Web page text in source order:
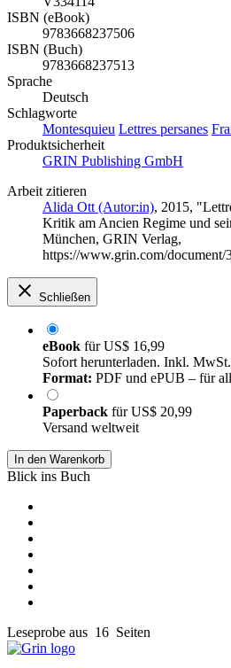
ISBN (eBook)
9783668237506
ISBN (Buch)
9783668237513
Sprache
Deutsch
Schlagworte
Montesquieu Lettres persanes
Produktsicherheit
GRIN Publishing GmbH
Arbeit zitieren
Alida Ott (Autor:in), 2015,
Kritik am Ancien Regime und
München, GRIN Verlag,
https://www.grin.com/document/
Schließen
eBook fürUS$ 16,99
Sofort herunterladen. Inkl. MwSt.
Format: PDF und ePUB – für
Paperback fürUS$ 20,99
Versand weltweit
In den Warenkorb
Blick ins Buch